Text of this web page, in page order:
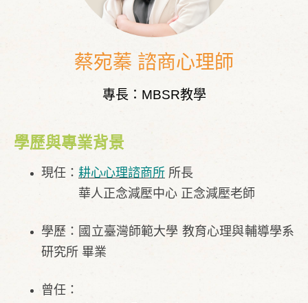
蔡宛蓁 諮商心理師
專長：MBSR教學
學歷與專業背景
現任： 耕心心理諮商所 所長
華人正念減壓中心 正念減壓老師
學歷：國立臺灣師範大學 教育心理與輔導學系
研究所 畢業
曾任：